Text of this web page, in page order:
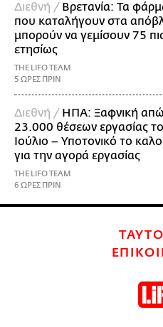
Διεθνή / Βρετανία: Τα
που καταλήγουν στα
μπορούν να γεμίσουν 75
ετησίως
THE LIFO TEAM
5 ΩΡΕΣ ΠΡΙΝ
Διεθνή / ΗΠΑ: Ξαφνική
23.000 θέσεων εργασίας
Ιούλιο – Υποτονικό το
για την αγορά εργασίας
THE LIFO TEAM
6 ΩΡΕΣ ΠΡΙΝ